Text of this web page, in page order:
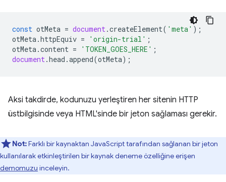
const otMeta = document.createElement( 'meta' );
otMeta.httpEquiv = 'origin-trial' ;
otMeta.content = 'TOKEN_GOES_HERE' ;
document.head .append(otMeta);
Aksi takdirde, kodunuzu yerleştiren her sitenin HTTP
üstbilgisinde veya HTML'sinde bir jeton sağlaması gerekir.
Not:Farklı bir kaynaktan JavaScript tarafından sağlanan bir jeton
kullanılarak etkinleştirilen bir kaynak deneme özelliğine erişen
demomuzu inceleyin.